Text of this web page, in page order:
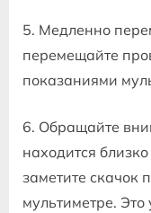
5. Медленно
перемещайте
показаниями
6. Обращайте
находится
заметите скачок
мультиметре.